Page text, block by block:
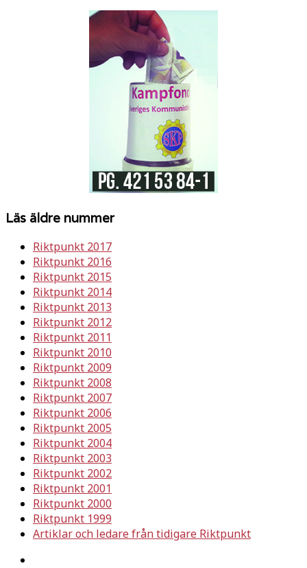
Läs äldre nummer
Riktpunkt 2017
Riktpunkt 2016
Riktpunkt 2015
Riktpunkt 2014
Riktpunkt 2013
Riktpunkt 2012
Riktpunkt 2011
Riktpunkt 2010
Riktpunkt 2009
Riktpunkt 2008
Riktpunkt 2007
Riktpunkt 2006
Riktpunkt 2005
Riktpunkt 2004
Riktpunkt 2003
Riktpunkt 2002
Riktpunkt 2001
Riktpunkt 2000
Riktpunkt 1999
Artiklar och ledare från tidigare Riktpunkt